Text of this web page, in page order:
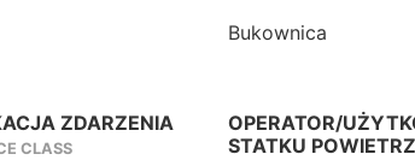
Bukownica
ZDARZENIA
CLASS
OPERATOR/
STATKU